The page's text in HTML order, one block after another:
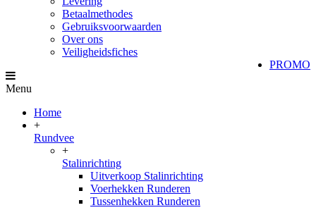
Betaalmethodes
Gebruiksvoorwaarden
Over ons
Veiligheidsfiches
PROMO
Menu
Home
+
Rundvee
+
Stalinrichting
Uitverkoop Stalinrichting
Voerhekken Runderen
Tussenhekken Runderen